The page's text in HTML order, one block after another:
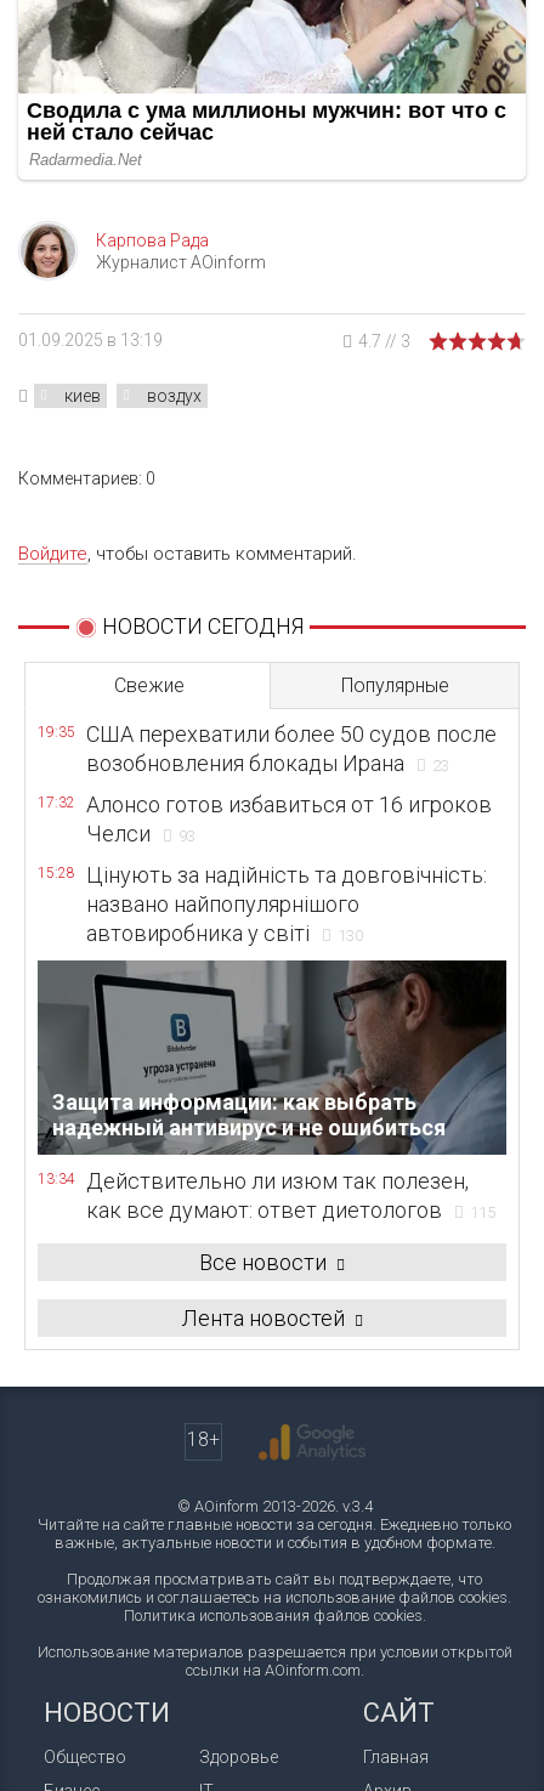
Карпова Рада
Журналист AOinform
01.09.2025 в 13:19 4.7 // 3
киев воздух
Комментариев: 0
Войдите, чтобы оставить комментарий.
НОВОСТИ СЕГОДНЯ
Свежие Популярные
19:35
США перехватили более 50 судов после
возобновления блокады Ирана
23
17:32
Алонсо готов избавиться от 16 игроков
Челси
93
15:28
Цінують за надійність та довговічність:
названо найпопулярнішого
автовиробника у світі
130
Защита информации: как выбрать
надежный антивирус и не ошибиться
13:34
Действительно ли изюм так полезен,
как все думают: ответ диетологов
115
Все новости
Лента новостей
18+
© AOinform 2013-2026. v.3.4
Читайте на сайте главные новости за сегодня. Ежедневно только
важные, актуальные новости и события в удобном формате.
Продолжая просматривать сайт вы подтверждаете, что
ознакомились и соглашаетесь на использование файлов cookies.
Политика использования файлов cookies.
Использование материалов разрешается при условии открытой
ссылки на AOinform.com.
НОВОСТИ
Общество
Здоровье
САЙТ
Главная